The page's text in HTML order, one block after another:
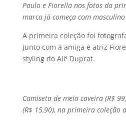
Paulo e Fiorella nas fotos da
marca já começa com
A primeira coleção foi
junto com a amiga e atriz
styling do Alê Duprat.
Camiseta de meia caveira (R$
(R$ 15,90), na primeira coleção